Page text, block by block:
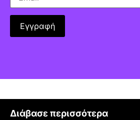
Διάβασε περισσότερα